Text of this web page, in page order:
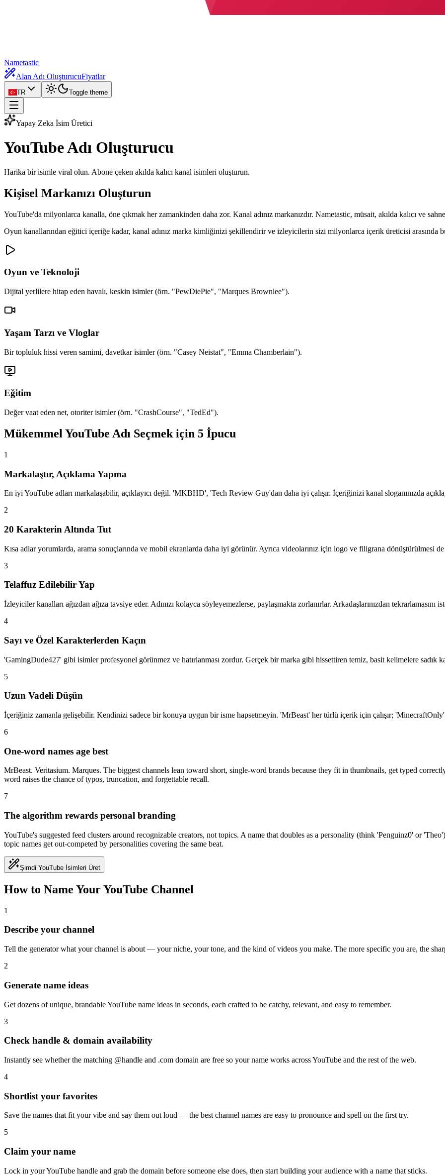
Nametastic
Alan Adı OluşturucuFiyatlar
TR Toggle theme
Yapay Zeka İsim Üretici
YouTube Adı Oluşturucu
Harika bir isimle viral olun. Abone çeken akılda kalıcı kanal isimleri oluşturun.
Kişisel Markanızı Oluşturun
YouTube'da milyonlarca kanalla, öne çıkmak her zamankinden daha zor. Kanal adınız markanızdır. Nametastic, müsait, akılda kalıcı ve sahne
Oyun kanallarından eğitici içeriğe kadar, kanal adınız marka kimliğinizi şekillendirir ve izleyicilerin sizi milyonlarca içerik üreticisi arasında
Oyun ve Teknoloji
Dijital yerlilere hitap eden havalı, keskin isimler (örn. "PewDiePie", "Marques Brownlee").
Yaşam Tarzı ve Vloglar
Bir topluluk hissi veren samimi, davetkar isimler (örn. "Casey Neistat", "Emma Chamberlain").
Eğitim
Değer vaat eden net, otoriter isimler (örn. "CrashCourse", "TedEd").
Mükemmel YouTube Adı Seçmek için 5 İpucu
1
Markalaştır, Açıklama Yapma
En iyi YouTube adları markalaşabilir, açıklayıcı değil. 'MKBHD', 'Tech Review Guy'dan daha iyi çalışır. İçeriğinizi kanal sloganınızda
2
20 Karakterin Altında Tut
Kısa adlar yorumlarda, arama sonuçlarında ve mobil ekranlarda daha iyi görünür. Ayrıca videolarınız için logo ve filigrana dönüştürülmesi de
3
Telaffuz Edilebilir Yap
İzleyiciler kanalları ağızdan ağıza tavsiye eder. Adınızı kolayca söyleyemezlerse, paylaşmakta zorlanırlar. Arkadaşlarınızdan tekrarlamasını
4
Sayı ve Özel Karakterlerden Kaçın
'GamingDude427' gibi isimler profesyonel görünmez ve hatırlanması zordur. Gerçek bir marka gibi hissettiren temiz, basit kelimelere sadık
5
Uzun Vadeli Düşün
İçeriğiniz zamanla gelişebilir. Kendinizi sadece bir konuya uygun bir isme hapsetmeyin. 'MrBeast' her türlü içerik için çalışır; 'MinecraftOnly'
6
One-word names age best
MrBeast. Veritasium. Marques. The biggest channels lean toward short, single-word brands because they fit in thumbnails, get typed
word raises the chance of typos, truncation, and forgettable recall.
7
The algorithm rewards personal branding
YouTube's suggested feed clusters around recognizable creators, not topics. A name that doubles as a personality (think 'Penguinz0' or
topic names get out-competed by personalities covering the same beat.
Şimdi YouTube İsimleri Üret
How to Name Your YouTube Channel
1
Describe your channel
Tell the generator what your channel is about — your niche, your tone, and the kind of videos you make. The more specific you are, the
2
Generate name ideas
Get dozens of unique, brandable YouTube name ideas in seconds, each crafted to be catchy, relevant, and easy to remember.
3
Check handle & domain availability
Instantly see whether the matching @handle and .com domain are free so your name works across YouTube and the rest of the web.
4
Shortlist your favorites
Save the names that fit your vibe and say them out loud — the best channel names are easy to pronounce and spell on the first try.
5
Claim your name
Lock in your YouTube handle and grab the domain before someone else does, then start building your audience with a name that sticks.